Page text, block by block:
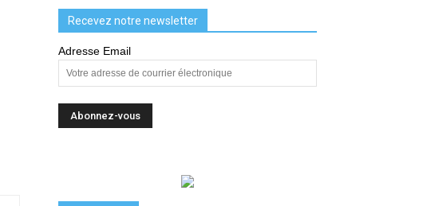
Recevez notre newsletter
Adresse Email